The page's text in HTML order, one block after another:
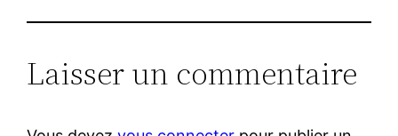
Laisser un commentaire